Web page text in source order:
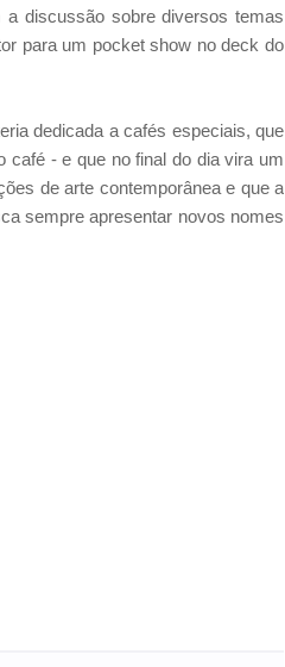
discussão sobre diversos temas
para um pocket show no deck do
dedicada a cafés especiais, que
café - e que no final do dia vira um
de arte contemporânea e que a
sempre apresentar novos nomes